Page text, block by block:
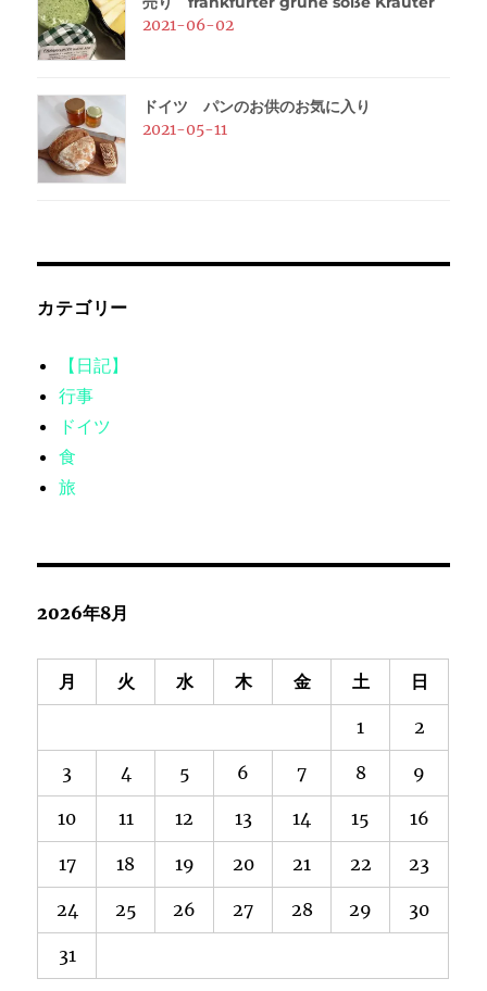
2021-06-02
ドイツ パンのお供のお気に入り
2021-05-11
カテゴリー
【日記】
行事
ドイツ
食
旅
2026年8月
月 火 水 木 金 土 日
1 2
3 4 5 6 7 8 9
10 11 12 13 14 15 16
17 18 19 20 21 22 23
24 25 26 27 28 29 30
31